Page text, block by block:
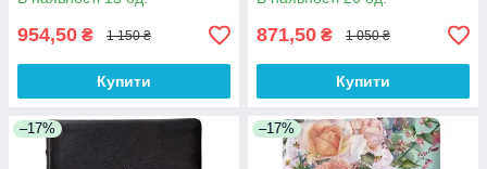
954,50 ₴ 1 150 ₴
Купити
871,50 ₴ 1 050 ₴
Купити
–17% –17%